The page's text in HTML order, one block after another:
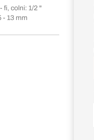
fi, colni: 1/2 "
- 13 mm